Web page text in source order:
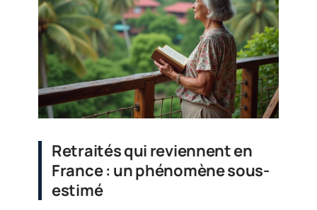
Retraités qui reviennent en
France : un phénomène sous-
estimé